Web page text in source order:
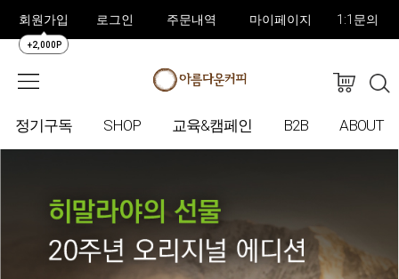
회원가입
+2,000P
로그인 주문내역 마이페이지 1:1문의
정기구독 SHOP 교육&캠페인 B2B ABOUT